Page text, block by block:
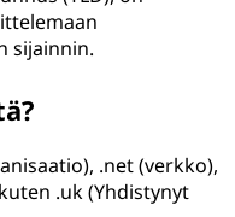
sijainnin.
.net (verkko),
.uk (Yhdistynyt